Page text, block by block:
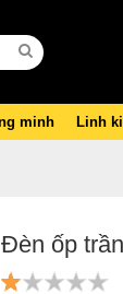
minh Linh
Đèn ốp